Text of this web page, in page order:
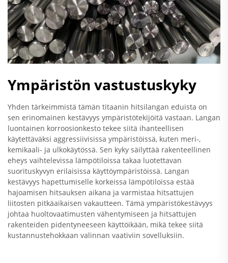
Ympäristön vastustuskyky
Yhden tärkeimmistä tämän titaanin hitsilangan eduista on
sen erinomainen kestävyys ympäristötekijöitä vastaan. Langan
luontainen korroosionkesto tekee siitä ihanteellisen
käytettäväksi aggressiivisissa ympäristöissä, kuten meri-,
kemikaali- ja ulkokäytössä. Sen kyky säilyttää rakenteellinen
eheys vaihtelevissa lämpötiloissa takaa luotettavan
suorituskyvyn erilaisissa käyttöympäristöissä. Langan
kestävyys hapettumiselle korkeissa lämpötiloissa estää
hajoamisen hitsauksen aikana ja varmistaa hitsattujen
liitosten pitkäaikaisen vakautteen. Tämä ympäristökestävyys
johtaa huoltovaatimusten vähentymiseen ja hitsattujen
rakenteiden pidentyneeseen käyttöikään, mikä tekee siitä
kustannustehokkaan valinnan vaativiin sovelluksiin.